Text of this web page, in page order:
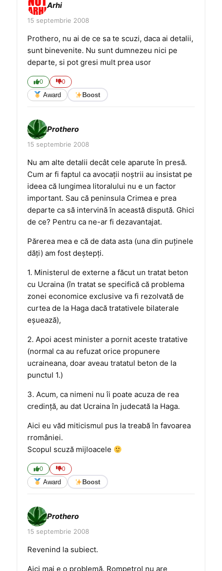
Arhi
15 septembrie 2008
Prothero, nu ai de ce sa te scuzi, daca ai detalii,
sunt binevenite. Nu sunt dumnezeu nici pe
departe, si pot gresi mult prea usor
0 0
Award Boost
Prothero
15 septembrie 2008
Nu am alte detalii decât cele aparute în presă.
Cum ar fi faptul ca avocaţii noştrii au insistat pe
ideea că lungimea litoralului nu e un factor
important. Sau că peninsula Crimea e prea
departe ca să intervină în această dispută. Ghici
de ce? Pentru ca ne-ar fi dezavantajat.
Părerea mea e că de data asta (una din puţinele
dăţi) am fost deştepţi.
1. Ministerul de externe a făcut un tratat beton
cu Ucraina (în tratat se specifică că problema
zonei economice exclusive va fi rezolvată de
curtea de la Haga dacă tratativele bilaterale
eşuează),
2. Apoi acest minister a pornit aceste tratative
(normal ca au refuzat orice propunere
ucraineana, doar aveau tratatul beton de la
punctul 1.)
3. Acum, ca nimeni nu îi poate acuza de rea
credinţă, au dat Ucraina în judecată la Haga.
Aici eu văd miticismul pus la treabă în favoarea
rromâniei.
Scopul scuză mijloacele
0 0
Award Boost
Prothero
15 septembrie 2008
Revenind la subiect.
Aici mai e o problemă. Rompetrol nu are